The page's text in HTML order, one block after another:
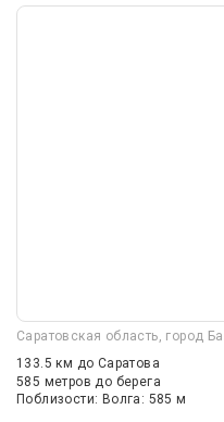
Саратовская область, город
133.5 км до Саратова
585 метров до берега
Поблизости: Волга: 585 м